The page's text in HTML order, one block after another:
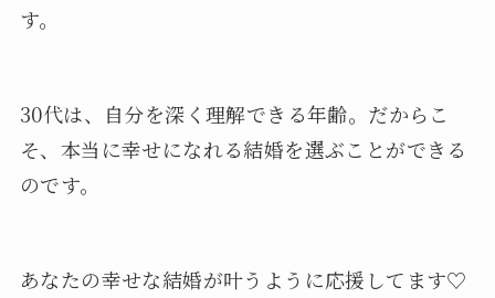
す。
30代は、自分を深く理解できる年齢。だからこ
そ、本当に幸せになれる結婚を選ぶことができる
のです。
あなたの幸せな結婚が叶うように応援してます♡